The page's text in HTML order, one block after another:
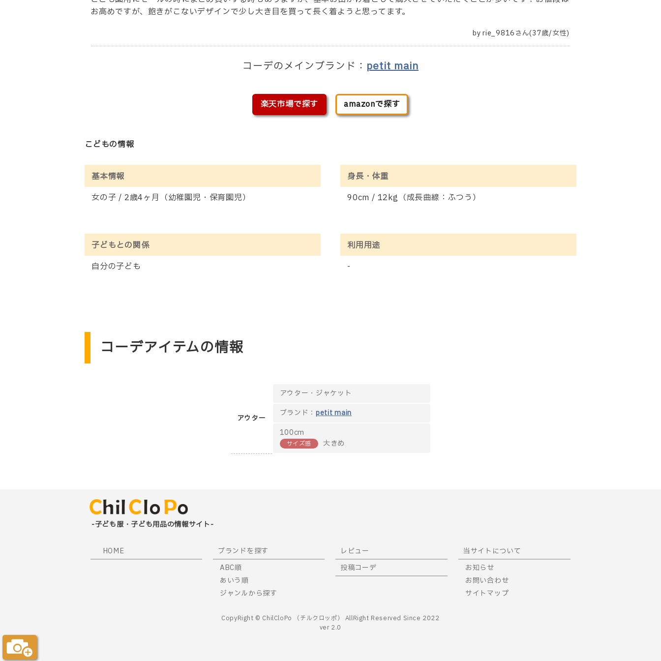
お高めですが、飽きがこないデザインで少し大き目を買って長く着ようと思ってます。
by rie_9816さん(37歳/女性)
コーデのメインブランド： petit main
楽天市場で探す amazonで探す
こどもの情報
基本情報
女の子 / 2歳4ヶ月（幼稚園児・保育園児）
身長・体重
90cm / 12kg（成長曲線：ふつう）
子どもとの関係
自分の子ども
利用用途
-
コーデアイテムの情報
アウター
アウター・ジャケット
ブランド： petit main
100cm
サイズ感 大きめ
-子ども服・子ども用品の情報サイト-
HOME
ブランドを探す
ABC順
あいう順
ジャンルから探す
レビュー
投稿コーデ
当サイトについて
お知らせ
お問い合わせ
サイトマップ
CopyRight © ChilCloPo （チルクロッポ） AllRight Reserved Since 2022
ver 2.0